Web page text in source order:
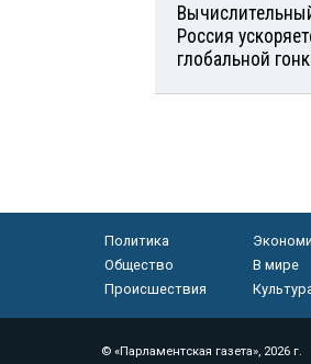
Россия
глобальной
Политика
Общество
В мире
Происшествия
© «Парламентская газета», 2026 г.